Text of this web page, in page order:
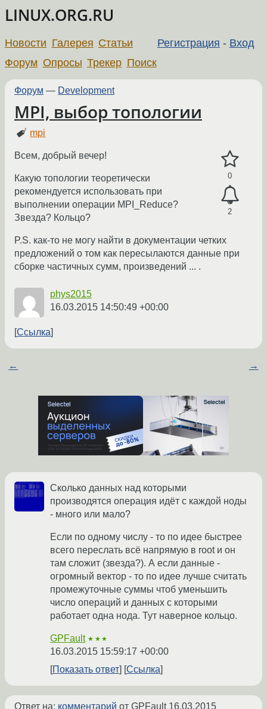
LINUX.ORG.RU
Регистрация - Вход
Новости Галерея Статьи
Форум Опросы Трекер Поиск
Форум — Development
MPI, выбор топологии
mpi
0
2
Всем, добрый вечер!
Какую топологии теоретически
рекомендуется использовать при
выполнении операции MPI_Reduce?
Звезда? Кольцо?
P.S. как-то не могу найти в документации четких
предложений о том как пересылаются данные при
сборке частичных сумм, произведений ... .
phys2015
16.03.2015 14:50:49 +00:00
Ссылка
← →
Сколько данных над которыми
производятся операция идёт с каждой ноды
- много или мало?
Если по одному числу - то по идее быстрее
всего переслать всё напрямую в root и он
там сложит (звезда?). А если данные -
огромный вектор - то по идее лучше считать
промежуточные суммы чтоб уменьшить
число операций и данных с которыми
работает одна нода. Тут наверное кольцо.
GPFault ★★★
16.03.2015 15:59:17 +00:00
Показать ответ
Ссылка
Ответ на: комментарий от GPFault 16.03.2015